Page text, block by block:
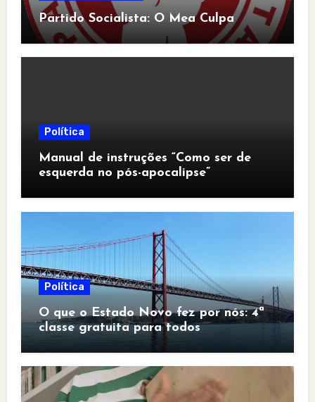
Partido Socialista: O Mea Culpa
Política
Manual de instruções “Como ser de
esquerda no pós-apocalipse”
Política
O que o Estado Novo fez por nós: 4ª
classe gratuita para todos